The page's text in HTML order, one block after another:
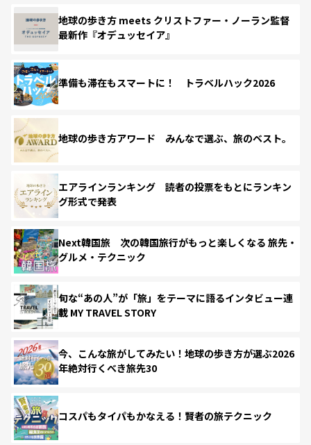
地球の歩き方 meets クリストファー・ノーラン監督
最新作『オデュッセイア』
準備も滞在もスマートに！ トラベルハック2026
地球の歩き方アワード みんなで選ぶ、旅のベスト。
エアラインランキング 読者の投票をもとにランキン
グ形式で発表
Next韓国旅 次の韓国旅行がもっと楽しくなる 旅先・
グルメ・テクニック
旬な“あの人”が「旅」をテーマに語るインタビュー連
載 MY TRAVEL STORY
今、こんな旅がしてみたい！地球の歩き方が選ぶ2026
年絶対行くべき旅先30
コスパもタイパもかなえる！賢者の旅テクニック